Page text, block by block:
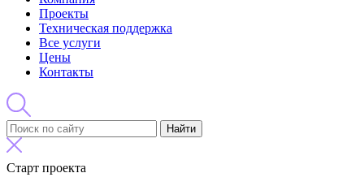
Проекты
Техническая поддержка
Все услуги
Цены
Контакты
Найти
Старт проекта